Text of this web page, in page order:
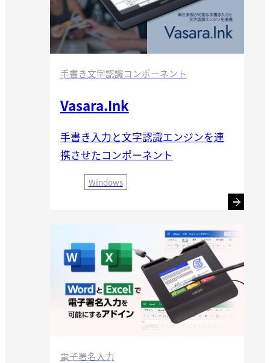
手書き文字認識コンポーネント
Vasara.Ink
手書き入力と文字認識エンジンを連
携させたコンポーネント
Windows
電子署名入力